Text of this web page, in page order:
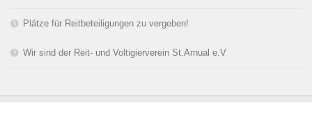
Plätze für Reitbeteiligungen zu vergeben!
Wir sind der Reit- und Voltigierverein St.Arnual e.V